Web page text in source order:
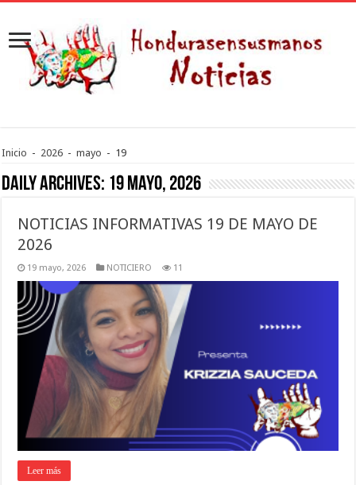
Inicio - 2026 - mayo - 19
Daily Archives: 19 mayo, 2026
NOTICIAS INFORMATIVAS 19 DE MAYO DE
2026
19 mayo, 2026 NOTICIERO 11
Leer más